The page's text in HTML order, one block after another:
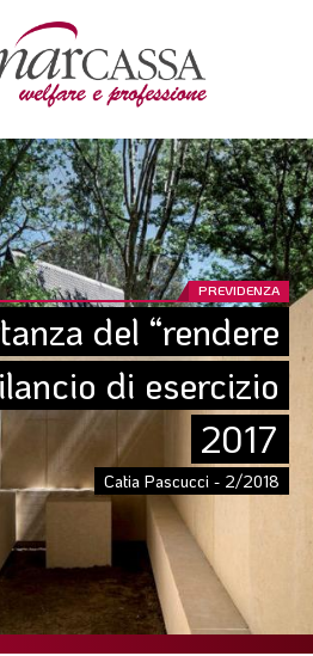
PREVIDENZA
del “rendere
di esercizio
2017
Catia Pascucci - 2/2018